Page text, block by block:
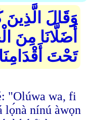
وَقَالَ الَّذِينَ
أَضَلَّانَا مِنَ
تَحْتَ
"Olúwa wa, fi
lọ́nà nínú àwọn